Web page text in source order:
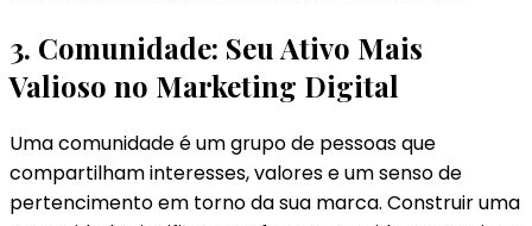
3. Comunidade: Seu Ativo Mais
Valioso no Marketing Digital
Uma comunidade é um grupo de pessoas que
compartilham interesses, valores e um senso de
pertencimento em torno da sua marca. Construir uma